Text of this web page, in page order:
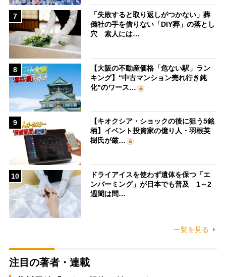
7
「失敗すると取り返しがつかない」葬
儀社の手を借りない「DIY葬」の落とし
穴 素人には…
8
【大阪の不動産価格「危ない駅」ラン
キング】“中古マンション売れ行き鈍
化”のワース…
9
【キオクシア・ショックの後に狙う5銘
柄】イベント投資家の億り人・羽根英
樹氏が厳…
10
ドライアイスを使わず遺体を保つ「エ
ンバーミング」が日本でも普及 1～2
週間は問…
一覧を見る
注目の著者・連載